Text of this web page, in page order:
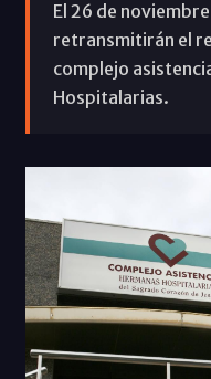
El 26 de
retransmitirán el
complejo
Hospitalarias.